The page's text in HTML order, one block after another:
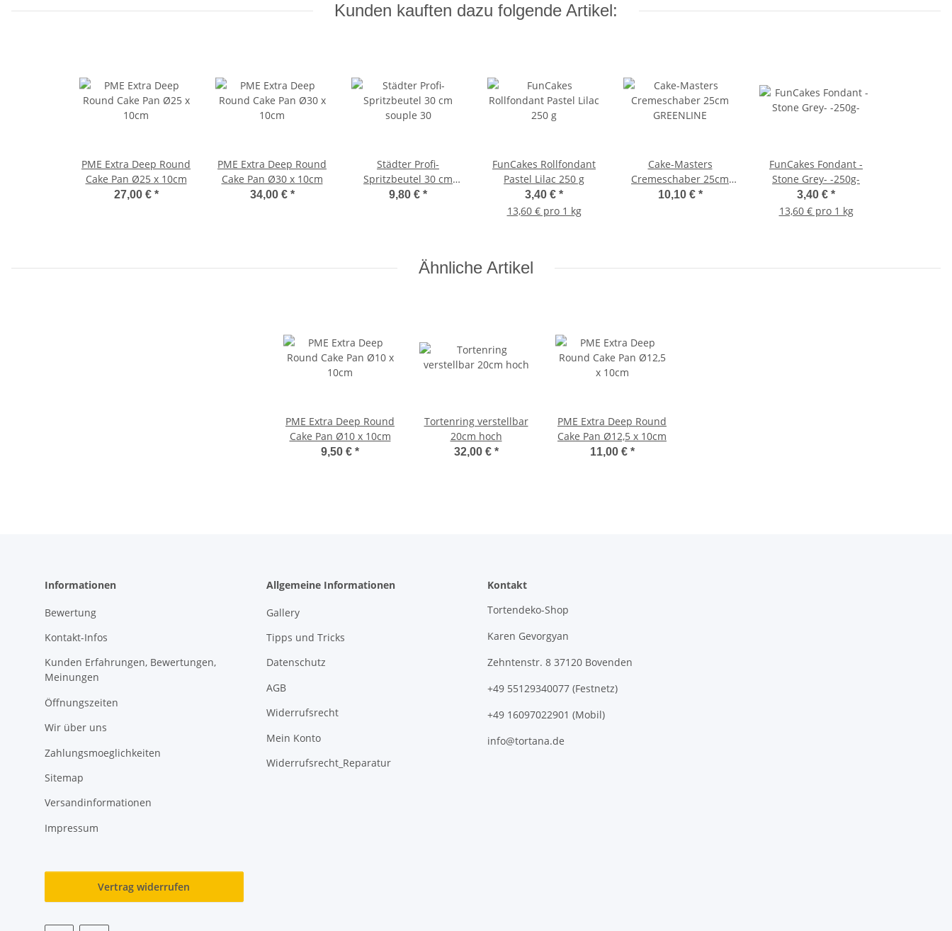
Kunden kauften dazu folgende Artikel:
PME Extra Deep Round
Cake Pan Ø25 x 10cm
27,00 € *
PME Extra Deep Round
Cake Pan Ø30 x 10cm
34,00 € *
Städter Profi-
Spritzbeutel 30 cm
souple 30
9,80 € *
FunCakes Rollfondant
Pastel Lilac 250 g
3,40 € *
13,60 € pro 1 kg
Cake-Masters
Cremeschaber 25cm
GREENLINE
10,10 € *
FunCakes Fondant -
Stone Grey- -250g-
3,40 € *
13,60 € pro 1 kg
Ähnliche Artikel
PME Extra Deep Round
Cake Pan Ø10 x 10cm
9,50 € *
Tortenring verstellbar
20cm hoch
32,00 € *
PME Extra Deep Round
Cake Pan Ø12,5 x 10cm
11,00 € *
Informationen
Bewertung
Kontakt-Infos
Kunden Erfahrungen, Bewertungen,
Meinungen
Öffnungszeiten
Wir über uns
Zahlungsmoeglichkeiten
Sitemap
Versandinformationen
Impressum
Allgemeine Informationen
Gallery
Tipps und Tricks
Datenschutz
AGB
Widerrufsrecht
Mein Konto
Widerrufsrecht_Reparatur
Kontakt
Tortendeko-Shop
Karen Gevorgyan
Zehntenstr. 8 37120 Bovenden
+49 55129340077 (Festnetz)
+49 16097022901 (Mobil)
info@tortana.de
Vertrag widerrufen